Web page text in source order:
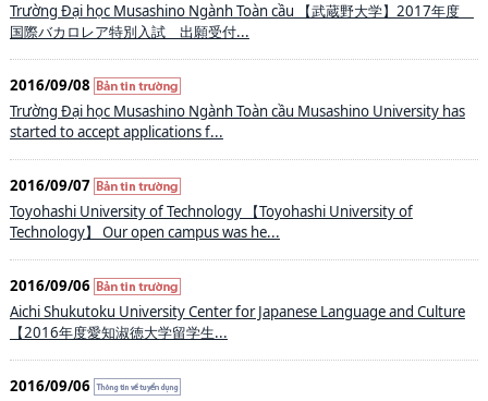
Trường Đại học Musashino Ngành Toàn cầu 【武蔵野大学】2017年度
国際バカロレア特別入試 出願受付...
2016/09/08
Trường Đại học Musashino Ngành Toàn cầu Musashino University has
started to accept applications f...
2016/09/07
Toyohashi University of Technology 【Toyohashi University of
Technology】 Our open campus was he...
2016/09/06
Aichi Shukutoku University Center for Japanese Language and Culture
【2016年度愛知淑徳大学留学生...
2016/09/06